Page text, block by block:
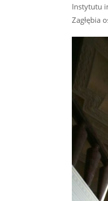
Instytutu
Zagłębia